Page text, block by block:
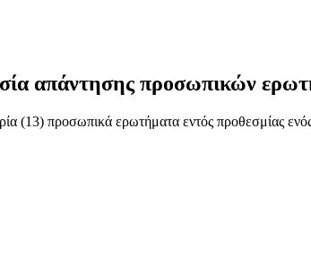
προσωπικών
(13) προσωπικά ερωτήματα εντός προθεσμίας